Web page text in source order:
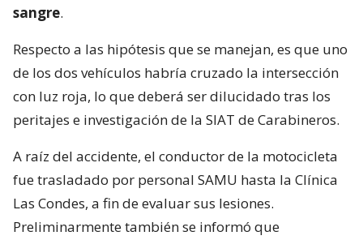
sangre.
Respecto a las hipótesis que se manejan, es que uno
de los dos vehículos habría cruzado la intersección
con luz roja, lo que deberá ser dilucidado tras los
peritajes e investigación de la SIAT de Carabineros.
A raíz del accidente, el conductor de la motocicleta
fue trasladado por personal SAMU hasta la Clínica
Las Condes, a fin de evaluar sus lesiones.
Preliminarmente también se informó que